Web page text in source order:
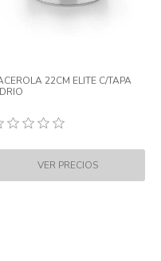
22CM ELITE C/TAPA